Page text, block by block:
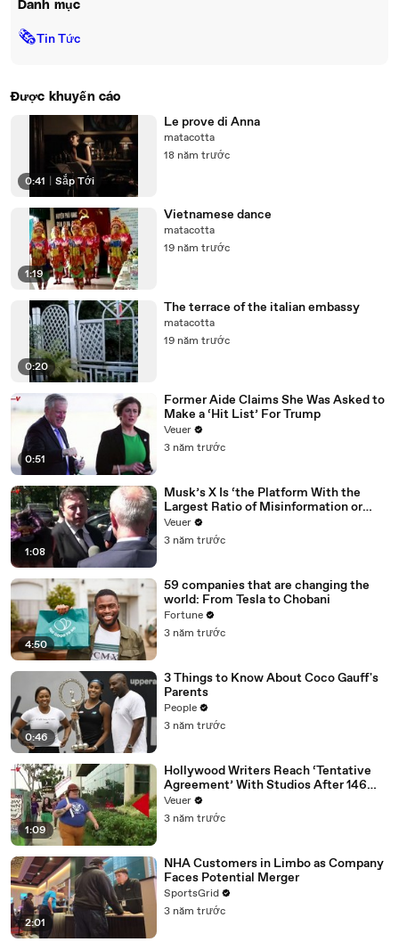
Danh mục
🗞Tin Tức
Được khuyến cáo
0:41 Sắp Tới
Le prove di Anna
matacotta
18 năm trước
1:19
Vietnamese dance
matacotta
19 năm trước
0:20
The terrace of the italian embassy
matacotta
19 năm trước
0:51
Former Aide Claims She Was Asked to
Make a ‘Hit List’ For Trump
Veuer
3 năm trước
1:08
Musk’s X Is ‘the Platform With the
Largest Ratio of Misinformation or
Disinformation’ Amongst All Social
Media Platforms
Veuer
3 năm trước
4:50
59 companies that are changing the
world: From Tesla to Chobani
Fortune
3 năm trước
0:46
3 Things to Know About Coco Gauff's
Parents
People
3 năm trước
1:09
Hollywood Writers Reach ‘Tentative
Agreement’ With Studios After 146
Day Strike
Veuer
3 năm trước
2:01
NHA Customers in Limbo as Company
Faces Potential Merger
SportsGrid
3 năm trước